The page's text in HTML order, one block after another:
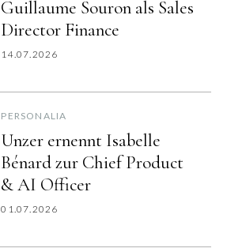
Guillaume Souron als Sales
Director Finance
14.07.2026
PERSONALIA
Unzer ernennt Isabelle
Bénard zur Chief Product
& AI Officer
01.07.2026